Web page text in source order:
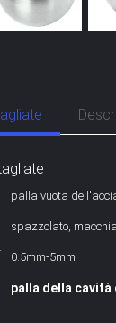
palla vuota
spazzolato, macchia
0.5mm-5mm
palla della cavità